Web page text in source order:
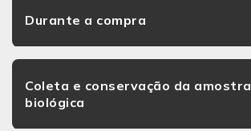
Durante a compra
Coleta e conservação da amostra
biológica